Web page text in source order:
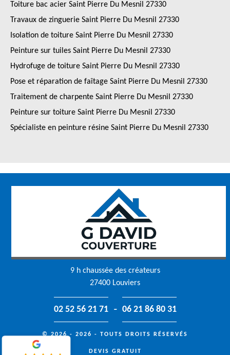
Toiture bac acier Saint Pierre Du Mesnil 27330
Travaux de zinguerie Saint Pierre Du Mesnil 27330
Isolation de toiture Saint Pierre Du Mesnil 27330
Peinture sur tuiles Saint Pierre Du Mesnil 27330
Hydrofuge de toiture Saint Pierre Du Mesnil 27330
Pose et réparation de faîtage Saint Pierre Du Mesnil 27330
Traitement de charpente Saint Pierre Du Mesnil 27330
Peinture sur toiture Saint Pierre Du Mesnil 27330
Spécialiste en peinture résine Saint Pierre Du Mesnil 27330
9 h chaussée des créateurs
27400 Louviers
02 52 56 21 71 - 06 21 86 80 31
© 2026 - 2026 - TOUTS DROITS RÉSERVÉS
DEVIS GRATUIT